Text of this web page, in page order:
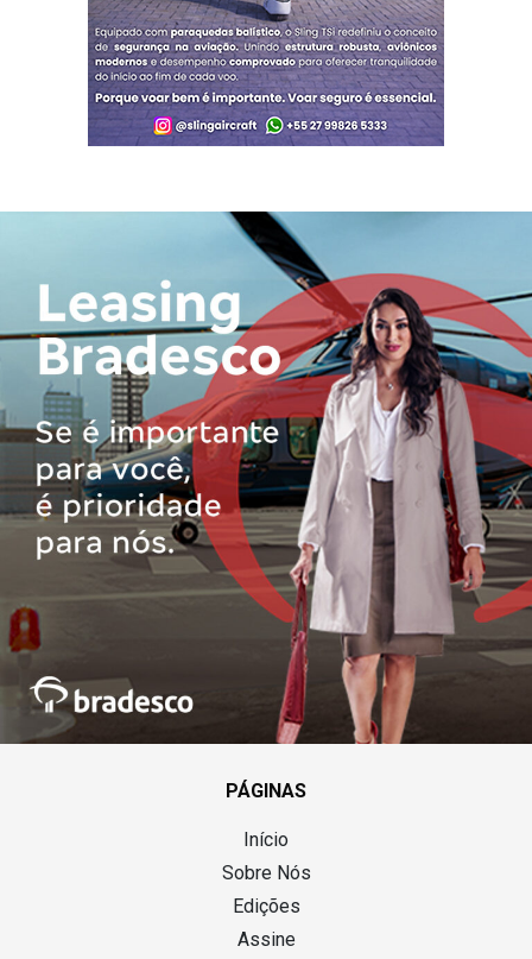
PÁGINAS
Início
Sobre Nós
Edições
Assine